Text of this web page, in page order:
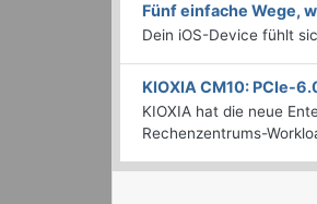
Fünf einfache Wege,
Dein iOS-Device fühlt
KIOXIA CM10: PCIe-
KIOXIA hat die neue
Rechenzentrums-